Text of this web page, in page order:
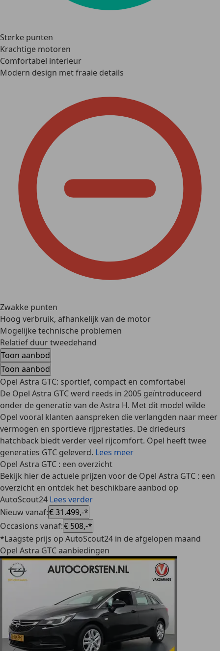
Sterke punten
Krachtige motoren
Comfortabel interieur
Modern design met fraaie details
Zwakke punten
Hoog verbruik, afhankelijk van de motor
Mogelijke technische problemen
Relatief duur tweedehand
Toon aanbod
Toon aanbod
Opel Astra GTC: sportief, compact en comfortabel
De Opel Astra GTC werd reeds in 2005 geïntroduceerd
onder de generatie van de Astra H. Met dit model wilde
Opel vooral klanten aanspreken die verlangden naar meer
vermogen en sportieve rijprestaties. De driedeurs
hatchback biedt verder veel rijcomfort. Opel heeft twee
generaties GTC geleverd. Lees meer
Opel Astra GTC : een overzicht
Bekijk hier de actuele prijzen voor de Opel Astra GTC : een
overzicht en ontdek het beschikbare aanbod op
AutoScout24 Lees verder
Nieuw vanaf:€ 31.499,-*
Occasions vanaf:€ 508,-*
*Laagste prijs op AutoScout24 in de afgelopen maand
Opel Astra GTC aanbiedingen